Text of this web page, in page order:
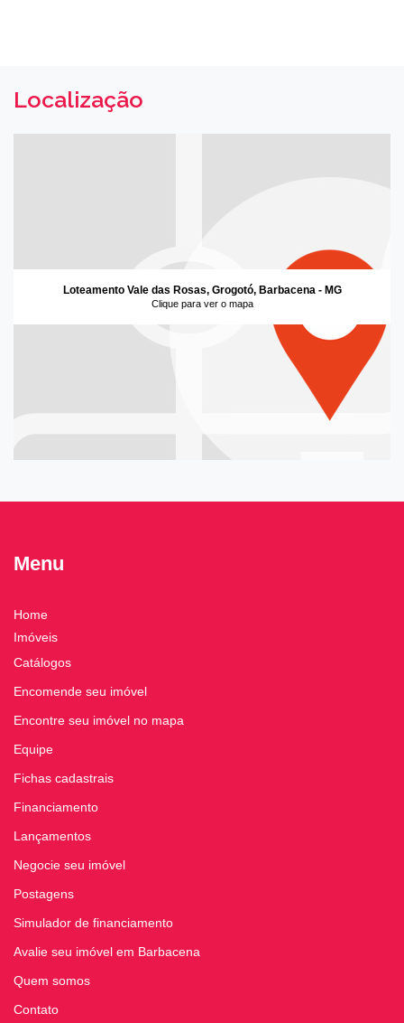
Localização
Loteamento Vale das Rosas, Grogotó, Barbacena - MG
Clique para ver o mapa
Menu
Home
Imóveis
Catálogos
Encomende seu imóvel
Encontre seu imóvel no mapa
Equipe
Fichas cadastrais
Financiamento
Lançamentos
Negocie seu imóvel
Postagens
Simulador de financiamento
Avalie seu imóvel em Barbacena
Quem somos
Contato